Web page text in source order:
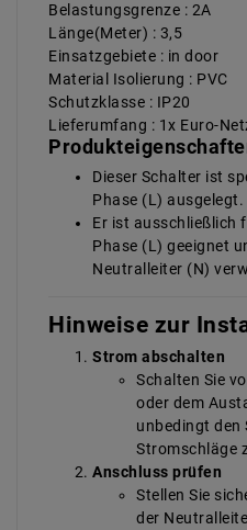
Belastungsgrenze : 2A
Länge(Meter) : 3,5
Einsatzgebiete : in door
Material Isolierung : PVC
Schutzklasse : IP20
Lieferumfang : 1x Euro-
Dieser Schalter ist
Phase (L) ausgelegt.
Er ist ausschließlich
Phase (L) geeignet
Neutralleiter (N)
Hinweise zur
Strom abschalten
Schalten Sie
oder dem
unbedingt den
Stromschläge
Anschluss prüfen
Stellen Sie
der